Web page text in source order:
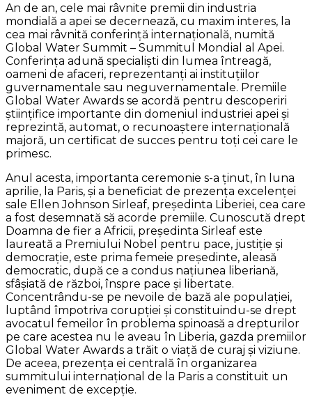
An de an, cele mai râvnite premii din industria
mondială a apei se decernează, cu maxim interes, la
cea mai râvnită conferință internaţională, numită
Global Water Summit – Summitul Mondial al Apei.
Conferinţa adună specialişti din lumea întreagă,
oameni de afaceri, reprezentanţi ai instituţiilor
guvernamentale sau neguvernamentale. Premiile
Global Water Awards se acordă pentru descoperiri
ştiinţifice importante din domeniul industriei apei şi
reprezintă, automat, o recunoaştere internaţională
majoră, un certificat de succes pentru toţi cei care le
primesc.
Anul acesta, importanta ceremonie s-a ţinut, în luna
aprilie, la Paris, şi a beneficiat de prezenţa excelenţei
sale Ellen Johnson Sirleaf, preşedinta Liberiei, cea care
a fost desemnată să acorde premiile. Cunoscută drept
Doamna de fier a Africii, preşedinta Sirleaf este
laureată a Premiului Nobel pentru pace, justiţie şi
democraţie, este prima femeie preşedinte, aleasă
democratic, după ce a condus naţiunea liberiană,
sfâşiată de război, înspre pace şi libertate.
Concentrându-se pe nevoile de bază ale populaţiei,
luptând împotriva corupţiei şi constituindu-se drept
avocatul femeilor în problema spinoasă a drepturilor
pe care acestea nu le aveau în Liberia, gazda premiilor
Global Water Awards a trăit o viaţă de curaj şi viziune.
De aceea, prezenţa ei centrală în organizarea
summitului internaţional de la Paris a constituit un
eveniment de excepţie.